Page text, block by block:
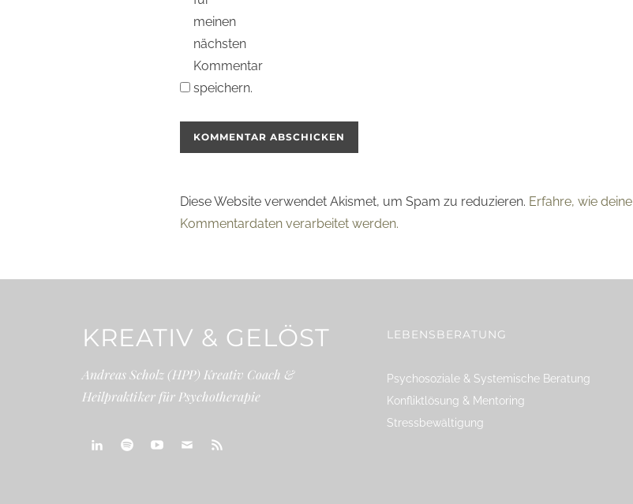
meinen
nächsten
Kommentar
speichern.
Diese Website verwendet Akismet, um Spam zu reduzieren. Erfahre, wie deine
Kommentardaten verarbeitet werden.
KREATIV & GELÖST
Andreas Scholz (HPP) Kreativ Coach &
Heilpraktiker für Psychotherapie
LEBENSBERATUNG
Psychosoziale & Systemische Beratung
Konfliktlösung & Mentoring
Stressbewältigung